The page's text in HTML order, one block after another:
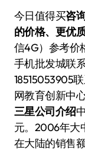
今日值得买咨
的价格、更优
信4G）参考价
手机批发城联
18515053905
网教育创新中心
三星公司介绍
元。2006年大
在大陆的销售